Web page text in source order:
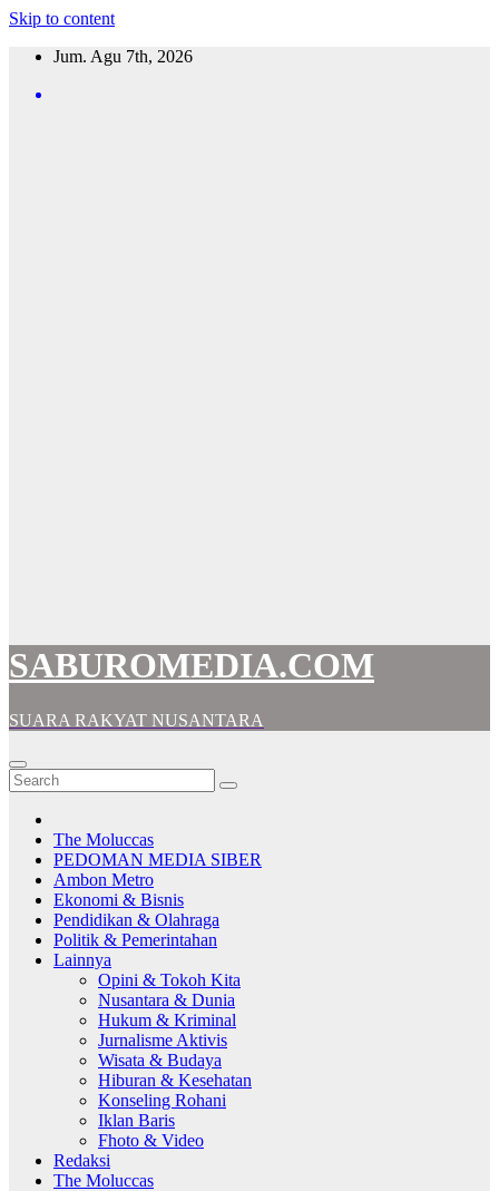
Skip to content
Jum. Agu 7th, 2026
SABUROMEDIA.COM
SUARA RAKYAT NUSANTARA
The Moluccas
PEDOMAN MEDIA SIBER
Ambon Metro
Ekonomi & Bisnis
Pendidikan & Olahraga
Politik & Pemerintahan
Lainnya
Opini & Tokoh Kita
Nusantara & Dunia
Hukum & Kriminal
Jurnalisme Aktivis
Wisata & Budaya
Hiburan & Kesehatan
Konseling Rohani
Iklan Baris
Fhoto & Video
Redaksi
The Moluccas